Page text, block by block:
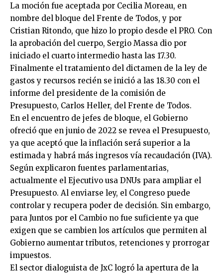
La moción fue aceptada por Cecilia Moreau, en
nombre del bloque del Frente de Todos, y por
Cristian Ritondo, que hizo lo propio desde el PRO. Con
la aprobación del cuerpo, Sergio Massa dio por
iniciado el cuarto intermedio hasta las 17.30.
Finalmente el tratamiento del dictamen de la ley de
gastos y recursos recién se inició a las 18.30 con el
informe del presidente de la comisión de
Presupuesto, Carlos Heller, del Frente de Todos.
En el encuentro de jefes de bloque, el Gobierno
ofreció que en junio de 2022 se revea el Presupuesto,
ya que aceptó que la inflación será superior a la
estimada y habrá más ingresos vía recaudación (IVA).
Según explicaron fuentes parlamentarias,
actualmente el Ejecutivo usa DNUs para ampliar el
Presupuesto. Al enviarse ley, el Congreso puede
controlar y recupera poder de decisión. Sin embargo,
para Juntos por el Cambio no fue suficiente ya que
exigen que se cambien los artículos que permiten al
Gobierno aumentar tributos, retenciones y prorrogar
impuestos.
El sector dialoguista de JxC logró la apertura de la